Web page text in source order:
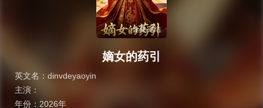
全集完结
嫡女的药引
英文名： dinvdeyaoyin
主演：
年份： 2026年